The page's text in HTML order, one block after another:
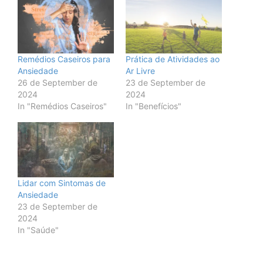
Remédios Caseiros para
Ansiedade
26 de September de
2024
In "Remédios Caseiros"
Prática de Atividades ao
Ar Livre
23 de September de
2024
In "Benefícios"
Lidar com Sintomas de
Ansiedade
23 de September de
2024
In "Saúde"